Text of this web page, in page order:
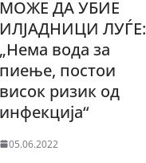
МОЖЕ ДА УБИЕ
ИЛЈАДНИЦИ ЛУЃЕ:
„Нема вода за
пиење, постои
висок ризик од
инфекција“
05.06.2022